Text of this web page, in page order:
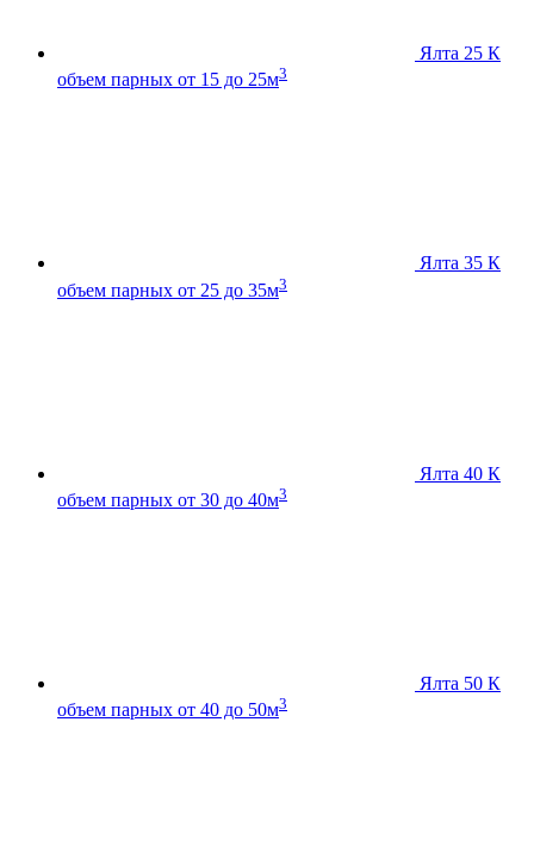
Ялта 25 К
объем парных от 15 до 25м3
Ялта 35 К
объем парных от 25 до 35м3
Ялта 40 К
объем парных от 30 до 40м3
Ялта 50 К
объем парных от 40 до 50м3